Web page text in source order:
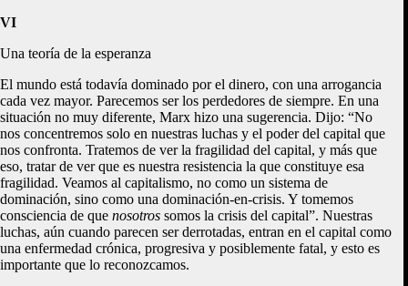
VI
Una teoría de la esperanza
El mundo está todavía dominado por el dinero, con una arrogancia
cada vez mayor. Parecemos ser los perdedores de siempre. En una
situación no muy diferente, Marx hizo una sugerencia. Dijo: “No
nos concentremos solo en nuestras luchas y el poder del capital que
nos confronta. Tratemos de ver la fragilidad del capital, y más que
eso, tratar de ver que es nuestra resistencia la que constituye esa
fragilidad. Veamos al capitalismo, no como un sistema de
dominación, sino como una dominación-en-crisis. Y tomemos
consciencia de que nosotros somos la crisis del capital”. Nuestras
luchas, aún cuando parecen ser derrotadas, entran en el capital como
una enfermedad crónica, progresiva y posiblemente fatal, y esto es
importante que lo reconozcamos.